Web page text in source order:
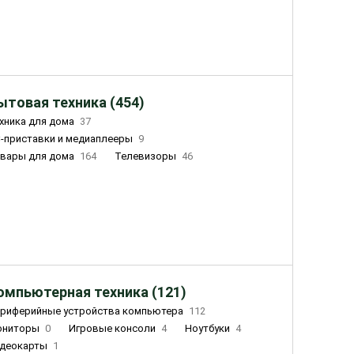
техника (454)
для дома 37
приставки и медиаплееры
9
для дома 164 Телевизоры 46
техника (121)
устройства компьютера 112
0 Игровые консоли 4 Ноутбуки 4
1